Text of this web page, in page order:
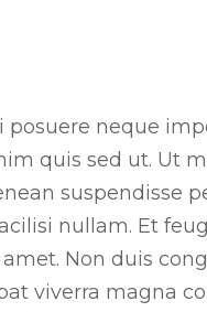
neque
quis sed ut. Ut
suspendisse
nullam. Et
Non duis
viverra magna